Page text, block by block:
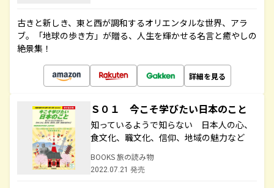
古きと新しき、東と西が調和するオリエンタルな世界、アラ
ブ。「地球の歩き方」が贈る、人生を輝かせる名言と癒やしの
絶景集！
詳細を見る
Ｓ０１ 今こそ学びたい日本のこと
知っているようで知らない 日本人の心、
食文化、職文化、信仰、地域の魅力など
BOOKS 旅の読み物
2022.07.21 発売